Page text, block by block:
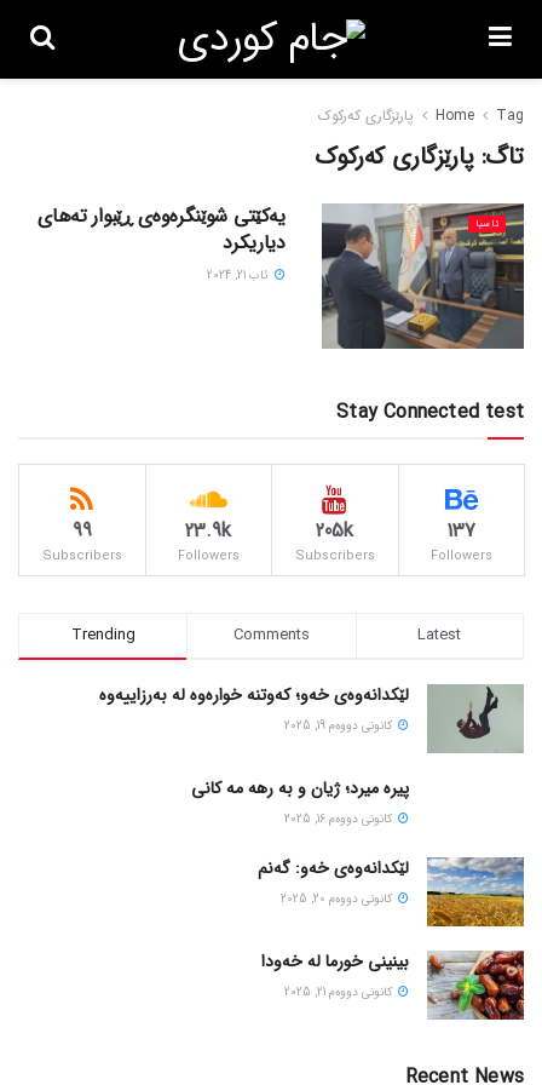
Home Tag پارێزگاری کەرکوک
تاگ: پارێزگاری کەرکوک
ئاسیا
یەکێتی شوێنگرەوەی ڕێبوار تەهای
دیاریکرد
ئاب 21, 2024
Stay Connected test
137
Followers
205k
Subscribers
23.9k
Followers
99
Subscribers
Trending Comments Latest
لێکدانەوەی خەو؛ کەوتنە خوارەوە لە بەرزاییەوە
كانونی دووه‌م 19, 2025
پیره میرد؛ ژیان و به رهه مه کانی
كانونی دووه‌م 16, 2025
لێکدانەوەی خەو: گەنم
كانونی دووه‌م 20, 2025
بینینی خورما لە خەودا
كانونی دووه‌م 21, 2025
Recent News